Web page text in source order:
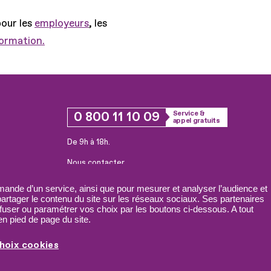
d’un service, ainsi que pour mesurer et analyser l’audience et
le contenu du site sur les réseaux sociaux. Ses partenaires
ou paramétrer vos choix par les boutons ci-dessous. A tout
pied de page du site.
cookies
les employeurs, les
0 800 11 10 09
Service &
appel gratuits
De 9h à 18h.
Nous contacter